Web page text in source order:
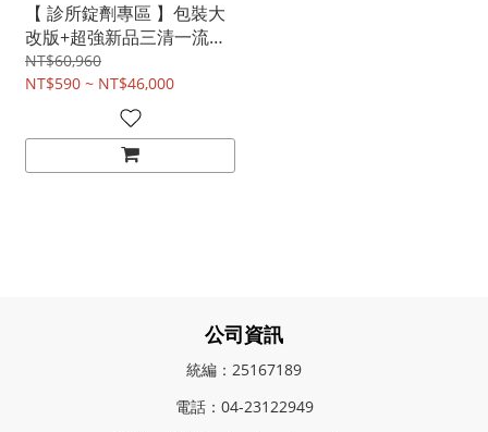
【 診所錠劑專區 】包裝大
改版+超強新品三清一流上
市
NT$60,960
NT$590 ~ NT$46,000
公司資訊
統編：25167189
電話：04-23122949